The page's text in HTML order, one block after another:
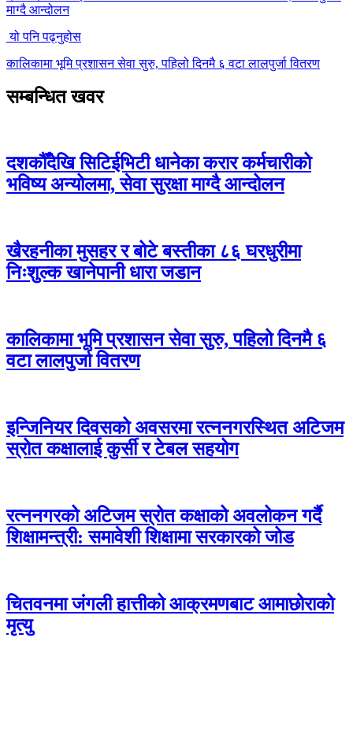
माग्दै आन्दोलन
यो पनि पढ्नुहोस
कालिकामा भूमि प्रशासन सेवा सुरु, पहिलो दिनमै ६ वटा लालपुर्जा वितरण
सम्बन्धित खवर
दशकौँदेखि सिटिईभिटी धानेका करार कर्मचारीको
भविष्य अन्योलमा, सेवा सुरक्षा माग्दै आन्दोलन
खैरहनीका मुसहर र बोटे बस्तीका ८६ घरधुरीमा
निःशुल्क खानेपानी धारा जडान
कालिकामा भूमि प्रशासन सेवा सुरु, पहिलो दिनमै ६
वटा लालपुर्जा वितरण
इन्जिनियर दिवसको अवसरमा रत्ननगरस्थित अटिजम
स्रोत कक्षालाई कुर्सी र टेबल सहयोग
रत्ननगरको अटिजम स्रोत कक्षाको अवलोकन गर्दै
शिक्षामन्त्री: समावेशी शिक्षामा सरकारको जोड
चितवनमा जंगली हात्तीको आक्रमणबाट आमाछोराको
मृत्यु